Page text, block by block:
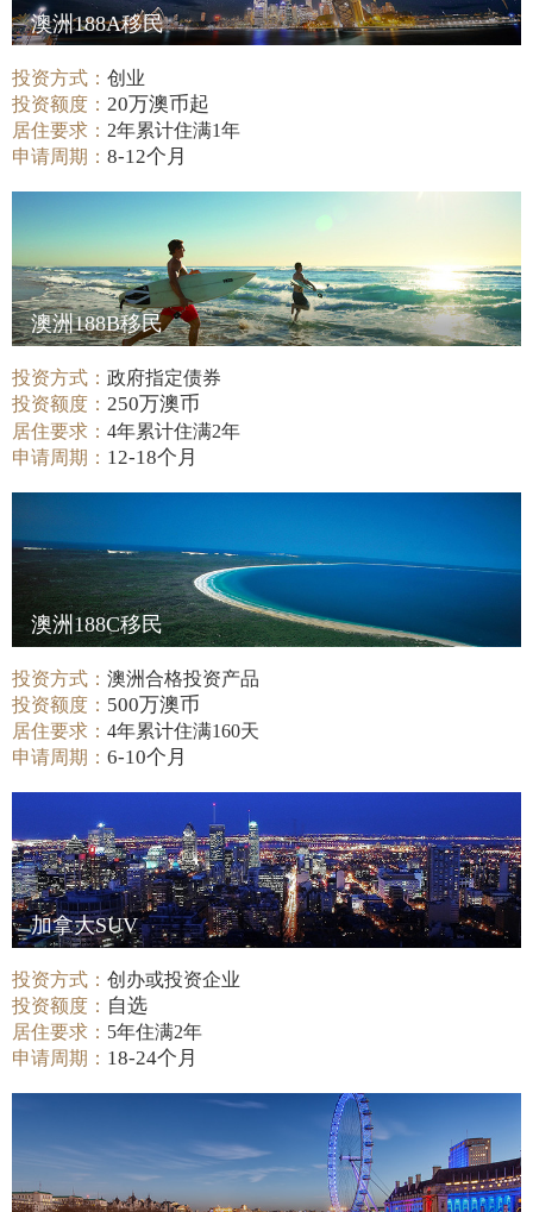
澳洲188A移民
投资方式：创业
投资额度： 20万澳币起
居住要求： 2年累计住满1年
申请周期：8-12个月
澳洲188B移民
投资方式：政府指定债券
投资额度： 250万澳币
居住要求：4年累计住满2年
申请周期： 12-18个月
澳洲188C移民
投资方式：澳洲合格投资产品
投资额度： 500万澳币
居住要求：4年累计住满160天
申请周期：6-10个月
加拿大SUV
投资方式：创办或投资企业
投资额度： 自选
居住要求： 5年住满2年
申请周期： 18-24个月